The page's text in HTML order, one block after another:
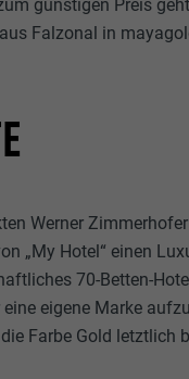
günstigen Preis
Falzonal in
Werner
„My Hotel“ einen
70-Betten-
eigene Marke
Farbe Gold letztlich